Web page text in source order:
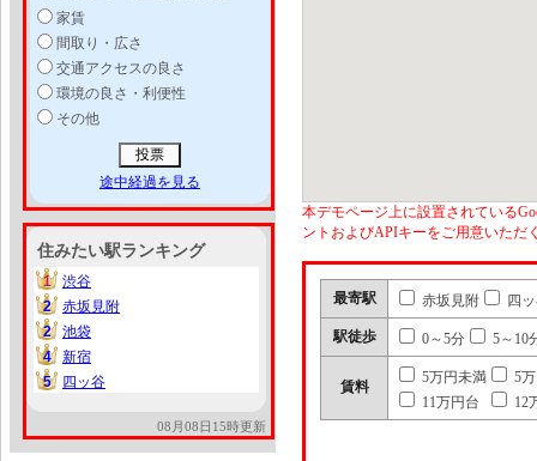
家賃
間取り・広さ
交通アクセスの良さ
環境の良さ・利便性
その他
途中経過を見る
住みたい駅ランキング
1
1
渋谷
2
2
赤坂見附
2
2
池袋
4
4
新宿
5
5 四ッ谷
08月08日15時更新
本デモページ上に設置されている
ントおよびAPIキーをご用意いただ
最寄駅 赤坂見附 四
駅徒歩 0～5分 5～10
賃料
5万円未満
5
11万円台
12